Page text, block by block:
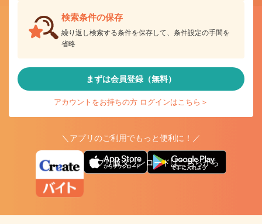
検索条件の保存
繰り返し検索する条件を保存して、条件設定の手間を
省略
まずは会員登録（無料）
アカウントをお持ちの方 ログインはこちら＞
＼アプリのご利用でもっと便利に！／
アプリ版ダウンロードはこちらから